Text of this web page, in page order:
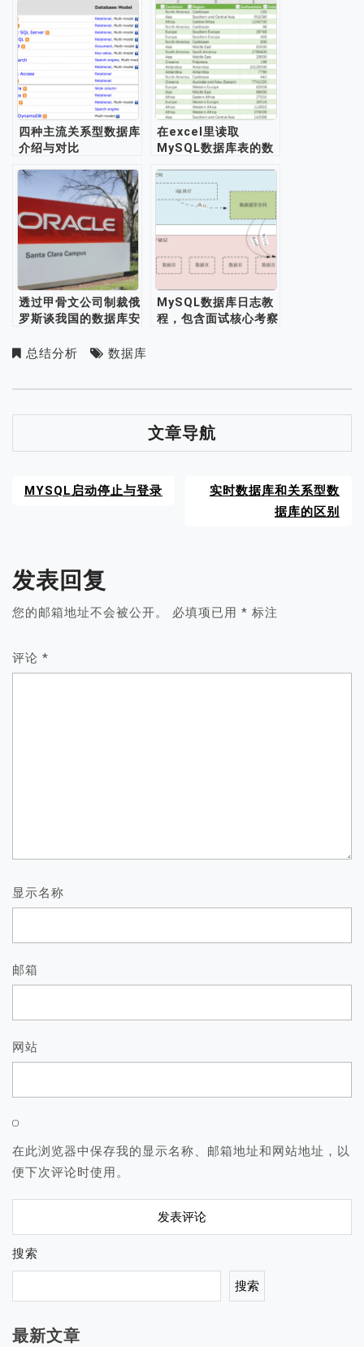
Navigator教程
四种主流关系型数据库
介绍与对比
在excel里读取
MySQL数据库表的数
透过甲骨文公司制裁俄
罗斯谈我国的数据库安
MySQL数据库日志教
程，包含面试核心考察
总结分析 数据库
文章导航
MYSQL启动停止与登录
实时数据库和关系型数
据库的区别
发表回复
您的邮箱地址不会被公开。 必填项已用 * 标注
评论 *
显示名称
邮箱
网站
在此浏览器中保存我的显示名称、邮箱地址和网站地址，以
便下次评论时使用。
搜索
搜索
最新文章